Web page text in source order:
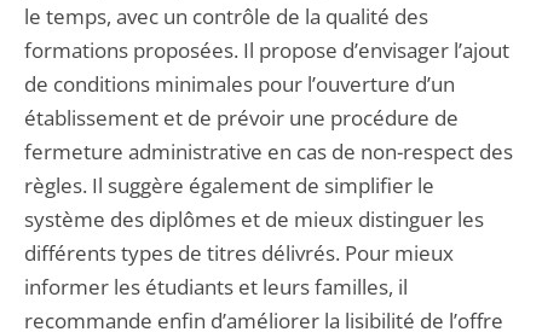
le temps, avec un contrôle de la qualité des
formations proposées. Il propose d’envisager l’ajout
de conditions minimales pour l’ouverture d’un
établissement et de prévoir une procédure de
fermeture administrative en cas de non-respect des
règles. Il suggère également de simplifier le
système des diplômes et de mieux distinguer les
différents types de titres délivrés. Pour mieux
informer les étudiants et leurs familles, il
recommande enfin d’améliorer la lisibilité de l’offre